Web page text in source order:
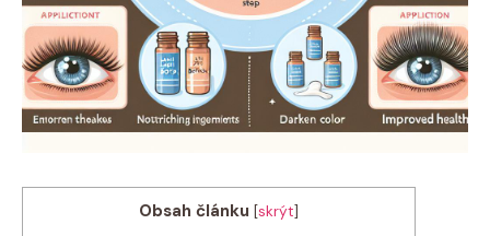
Obsah článku [skrýt]